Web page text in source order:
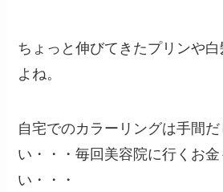
ちょっと伸びてきたプリンや
よね。
自宅でのカラーリングは手間
い・・・毎回美容院に行くお
い・・・